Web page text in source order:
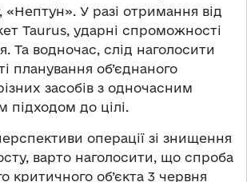
«Нептун». У разі отримання від
Taurus, ударні спроможності
Та водночас, слід наголосити
планування об’єднаного
засобів з одночасним
підходом до цілі.
операції зі знищення
варто наголосити, що спроба
критичного об’єкта 3 червня